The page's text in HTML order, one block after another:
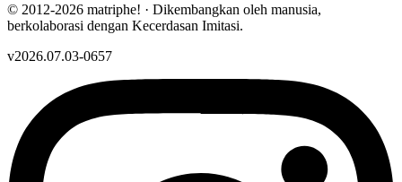
© 2012-2026 matriphe! · Dikembangkan oleh manusia,
berkolaborasi dengan Kecerdasan Imitasi.
v2026.07.03-0657